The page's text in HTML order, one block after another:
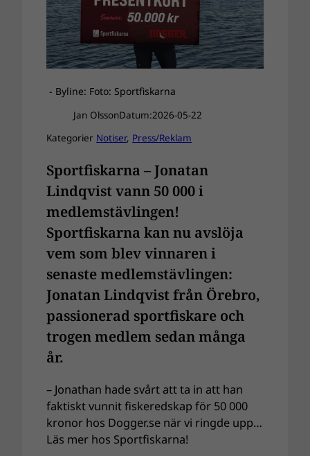
- Byline: Foto: Sportfiskarna
Jan OlssonDatum:2026-05-22
Kategorier Notiser, Press/Reklam
Sportfiskarna – Jonatan
Lindqvist vann 50 000 i
medlemstävlingen!
Sportfiskarna kan nu avslöja
vem som blev vinnaren i
senaste medlemstävlingen:
Jonatan Lindqvist från Örebro,
passionerad sportfiskare och
trogen medlem sedan många
år.
– Jonathan hade svårt att ta in att han
faktiskt vunnit fiskeredskap för 50 000
kronor hos Dogger.se när vi ringde upp…
Läs mer hos Sportfiskarna!